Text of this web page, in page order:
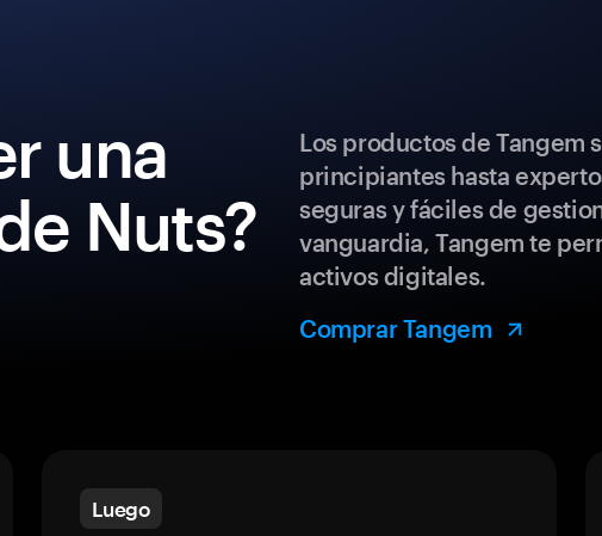
una
Nuts?
Los productos de Tangem
principiantes hasta
seguras y fáciles de
vanguardia, Tangem te
activos digitales.
Comprar Tangem
Luego